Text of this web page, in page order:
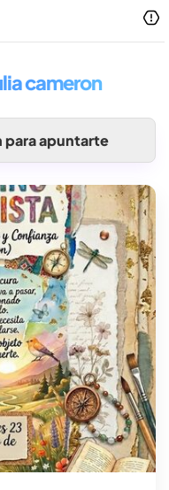
cameron
para apuntarte